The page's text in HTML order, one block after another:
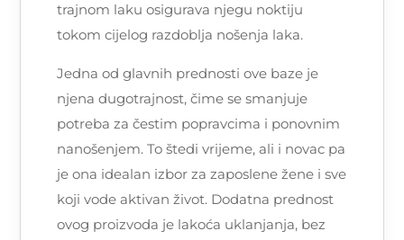
trajnom laku osigurava njegu noktiju
tokom cijelog razdoblja nošenja laka.
Jedna od glavnih prednosti ove baze je
njena dugotrajnost, čime se smanjuje
potreba za čestim popravcima i ponovnim
nanošenjem. To štedi vrijeme, ali i novac pa
je ona idealan izbor za zaposlene žene i sve
koji vode aktivan život. Dodatna prednost
ovog proizvoda je lakoća uklanjanja, bez